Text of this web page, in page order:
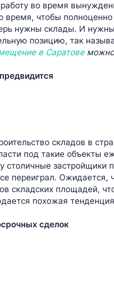
во время
чтобы
нужны склады. И
позицию, так
в Саратовеможно
складов в
под такие объекты
столичные застройщики
переиграл. Ожидается,
складских площадей,
похожая
сделок